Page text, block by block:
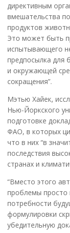
директивным
вмешательства
продуктов
Это может быть
испытывающего
предпосылка для
и окружающей
сокращения”.
Мэтью Хайек,
Нью-Йоркского
подготовке
ФАО, в которых
что в них “в
последствия
странах и
“Вместо этого
проблемы просто
потребности
формулировки
убедительную